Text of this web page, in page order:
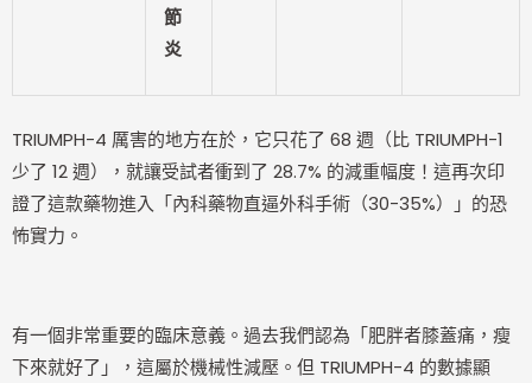
節
炎
TRIUMPH-4 厲害的地方在於，它只花了 68 週（比 TRIUMPH-1
少了 12 週），就讓受試者衝到了 28.7% 的減重幅度！這再次印
證了這款藥物進入「內科藥物直逼外科手術（30-35%）」的恐
怖實力。
有一個非常重要的臨床意義。過去我們認為「肥胖者膝蓋痛，瘦
下來就好了」，這屬於機械性減壓。但 TRIUMPH-4 的數據顯